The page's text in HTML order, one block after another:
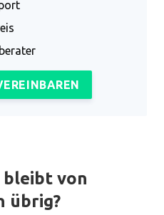
bleibt von
übrig?